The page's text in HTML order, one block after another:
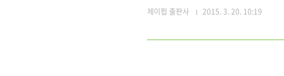
제이펍 출판사 2015. 3. 20. 10:19